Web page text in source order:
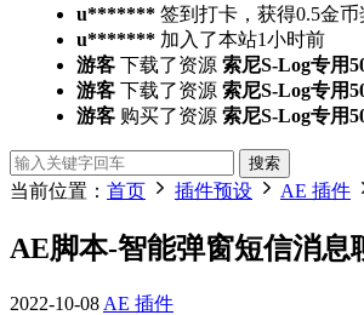
u******* 签到打卡，获得0.5金币
u******* 加入了本站1小时前
游客 下载了资源 索尼S-Log专用
游客 下载了资源 索尼S-Log专用
游客 购买了资源 索尼S-Log专用
搜索
当前位置： 首页 插件预设 AE 插件
AE脚本-智能弹窗短信消息
2022-10-08 AE 插件